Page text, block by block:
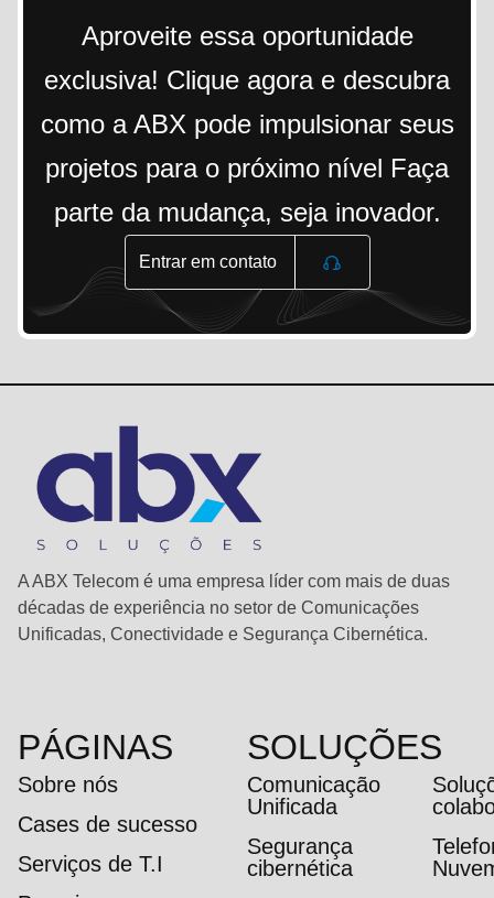
Aproveite essa oportunidade
exclusiva! Clique agora e descubra
como a ABX pode impulsionar seus
projetos para o próximo nível Faça
parte da mudança, seja inovador.
Entrar em contato
A ABX Telecom é uma empresa líder com mais de duas
décadas de experiência no setor de Comunicações
Unificadas, Conectividade e Segurança Cibernética.
PÁGINAS
Sobre nós
Cases de sucesso
Serviços de T.I
SOLUÇÕES
Comunicação
Unificada
Segurança
cibernética